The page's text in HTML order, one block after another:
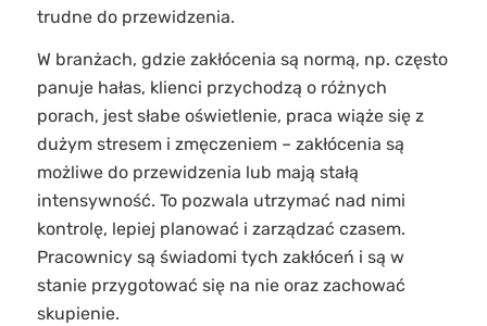
trudne do przewidzenia.
W branżach, gdzie zakłócenia są normą, np. często
panuje hałas, klienci przychodzą o różnych
porach, jest słabe oświetlenie, praca wiąże się z
dużym stresem i zmęczeniem – zakłócenia są
możliwe do przewidzenia lub mają stałą
intensywność. To pozwala utrzymać nad nimi
kontrolę, lepiej planować i zarządzać czasem.
Pracownicy są świadomi tych zakłóceń i są w
stanie przygotować się na nie oraz zachować
skupienie.